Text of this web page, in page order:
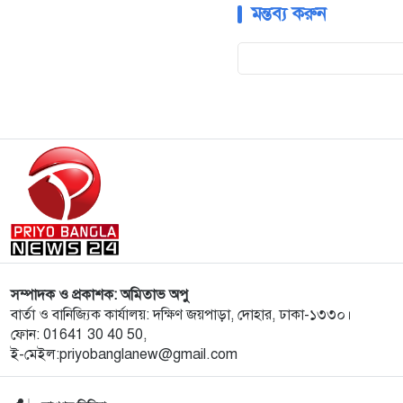
মন্তব্য করুন
সম্পাদক ও প্রকাশক: অমিতাভ অপু
বার্তা ও বানিজ্যিক কার্যালয়: দক্ষিণ জয়পাড়া, দোহার, ঢাকা-১৩৩০।
ফোন: 01641 30 40 50,
ই-মেইল:priyobanglanew@gmail.com